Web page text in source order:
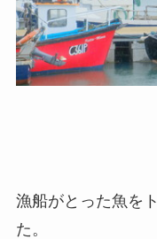
漁船がとった魚を
た。